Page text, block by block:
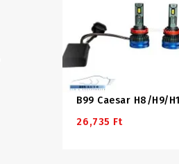
26,735 Ft